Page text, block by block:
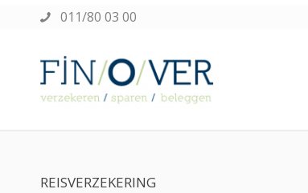
011/80 03 00
REISVERZEKERING